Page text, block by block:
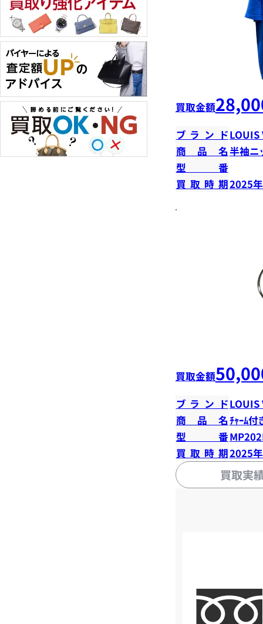
買取金額
ブランドLOUIS
商品名半袖ニ
型番
買取時期2025
買取金額
ブランドLOUIS
商品名ﾁｬｰﾑ付
型番
買取時期2025
買取実